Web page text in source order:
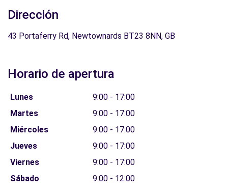
Dirección
43 Portaferry Rd, Newtownards BT23 8NN, GB
Horario de apertura
Lunes
9:00 - 17:00
Martes
9:00 - 17:00
Miércoles
9:00 - 17:00
Jueves
9:00 - 17:00
Viernes
9:00 - 17:00
Sábado
9:00 - 12:00